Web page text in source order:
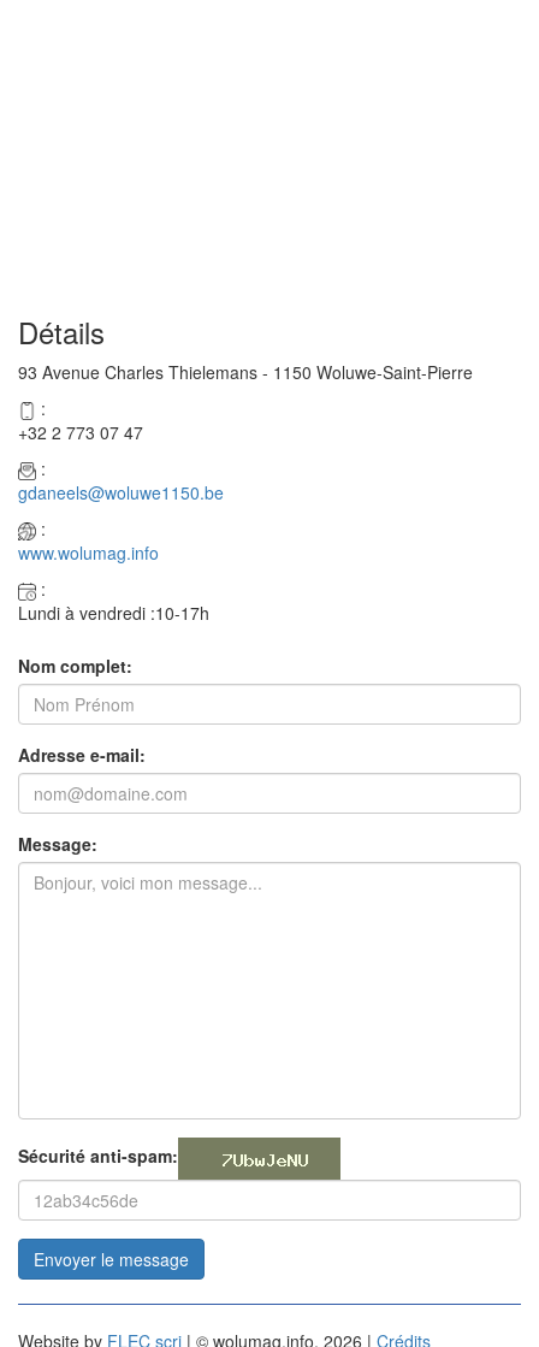
Détails
93 Avenue Charles Thielemans - 1150 Woluwe-Saint-Pierre
:
+32 2 773 07 47
:
gdaneels@woluwe1150.be
:
www.wolumag.info
:
Lundi à vendredi :10-17h
Nom complet:
Adresse e-mail:
Message:
Sécurité anti-spam:
Envoyer le message
Website by FLEC scri | © wolumag.info, 2026 | Crédits